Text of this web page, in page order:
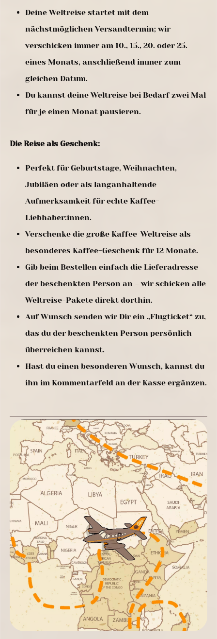
Deine Weltreise startet mit dem
nächstmöglichen Versandtermin; wir
verschicken immer am 10., 15., 20. oder 25.
eines Monats, anschließend immer zum
gleichen Datum.
Du kannst deine Weltreise bei Bedarf zwei Mal
für je einen Monat pausieren.
Die Reise als Geschenk:
Perfekt für Geburtstage, Weihnachten,
Jubiläen oder als langanhaltende
Aufmerksamkeit für echte Kaffee-
Liebhaber:innen.
Verschenke die große Kaffee-Weltreise als
besonderes Kaffee-Geschenk für 12 Monate.
Gib beim Bestellen einfach die Lieferadresse
der beschenkten Person an – wir schicken alle
Weltreise-Pakete direkt dorthin.
Auf Wunsch senden wir Dir ein „Flugticket“ zu,
das du der beschenkten Person persönlich
überreichen kannst.
Hast du einen besonderen Wunsch, kannst du
ihn im Kommentarfeld an der Kasse ergänzen.